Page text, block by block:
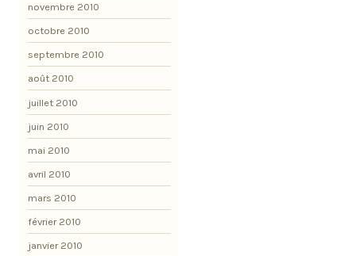
novembre 2010
octobre 2010
septembre 2010
août 2010
juillet 2010
juin 2010
mai 2010
avril 2010
mars 2010
février 2010
janvier 2010